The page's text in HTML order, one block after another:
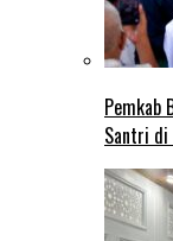
Pemkab
Santri di